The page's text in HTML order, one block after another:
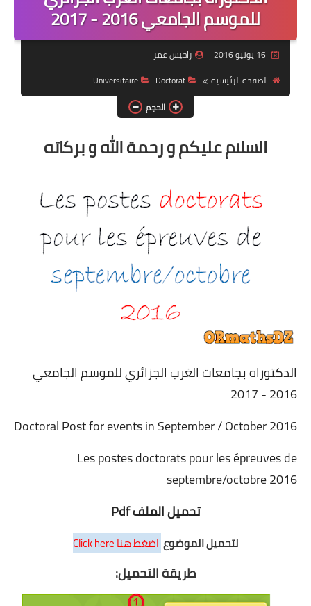
السنة 2 إبتدائي
السنة 4 إبتدائي
السنة 5 إبتدائي
التعليم المتوسط
السنة 2 متوسط
السنة 3 متوسط
السنة 4 متوسط
شهادة التعليم المتوسط BEM
السنة 1 آداب
السنة 3 آداب
السنة 3 - الشعب العلمية
السنة 3 تسيير واقتصاد
للموسم الجامعي 2016 - 2017
16 يونيو 2016
راحيس عمر
الصفحة الرئيسية
Doctorat
Universitaire
الحجم
السلام عليكم و رحمة الله و بركاته
الدكتوراه بجامعات الغرب الجزائري للموسم الجامعي
2016 - 2017
Doctoral Post for events in September / October 2016
Les postes doctorats pour les épreuves de
septembre/octobre 2016
تحميل الملف Pdf
لتحميل الموضوع اضغط هنا Click here
طريقة التحميل: